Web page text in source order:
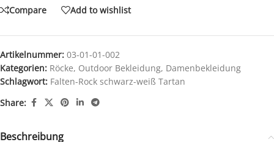
Compare Add to wishlist
Artikelnummer: 03-01-01-002
Kategorien: Röcke, Outdoor Bekleidung, Damenbekleidung
Schlagwort: Falten-Rock schwarz-weiß Tartan
Share:
Beschreibung